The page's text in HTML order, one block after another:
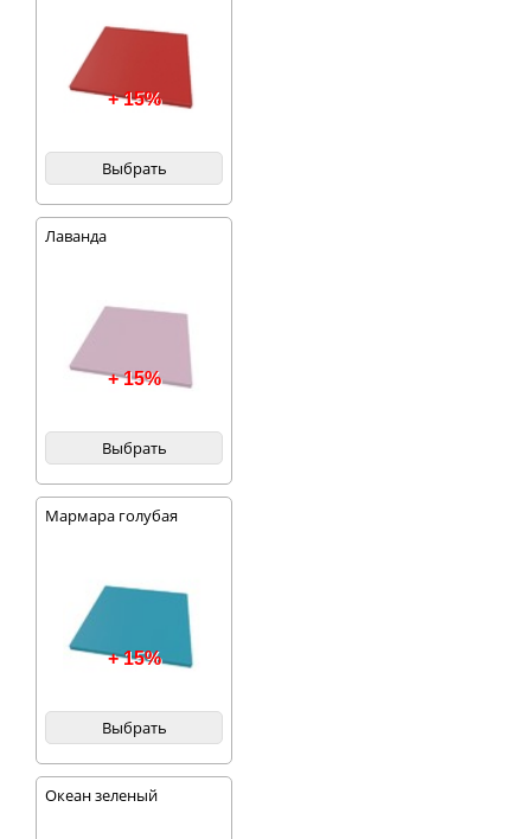
+ 15%
Выбрать
Лаванда
+ 15%
Выбрать
Мармара голубая
+ 15%
Выбрать
Океан зеленый